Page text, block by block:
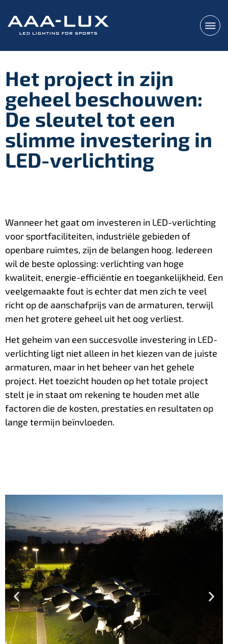
Het project in zijn
geheel beschouwen:
De sleutel tot een
slimme investering in
LED-verlichting
Wanneer het gaat om investeren in LED-verlichting
voor sportfaciliteiten, industriële gebieden of
openbare ruimtes, zijn de belangen hoog. Iedereen
wil de beste oplossing: verlichting van hoge
kwaliteit, energie-efficiëntie en toegankelijkheid. Een
veelgemaakte fout is echter dat men zich te veel
richt op de aanschafprijs van de armaturen, terwijl
men het grotere geheel uit het oog verliest.
Het geheim van een succesvolle investering in LED-
verlichting ligt niet alleen in het kiezen van de juiste
armaturen, maar in het beheer van het gehele
project. Het toezicht houden op het totale project
stelt je in staat om rekening te houden met alle
factoren die de kosten, prestaties en resultaten op
lange termijn beïnvloeden.